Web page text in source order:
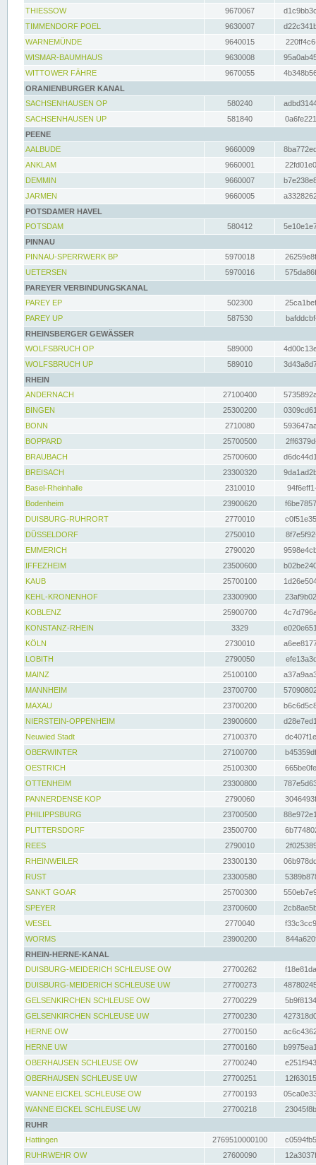
THIESSOW
9670067
TIMMENDORF POEL
9630007
WARNEMÜNDE
9640015
WISMAR-BAUMHAUS
9630008
WITTOWER FÄHRE
9670055
ORANIENBURGER KANAL
SACHSENHAUSEN OP
580240
SACHSENHAUSEN UP
581840
PEENE
AALBUDE
9660009
ANKLAM
9660001
DEMMIN
9660007
JARMEN
9660005
POTSDAMER HAVEL
POTSDAM
580412
PINNAU
PINNAU-SPERRWERK BP
5970018
UETERSEN
5970016
PAREYER VERBINDUNGSKANAL
PAREY EP
502300
PAREY UP
587530
RHEINSBERGER GEWÄSSER
WOLFSBRUCH OP
589000
WOLFSBRUCH UP
589010
RHEIN
ANDERNACH
27100400
BINGEN
25300200
BONN
2710080
BOPPARD
25700500
BRAUBACH
25700600
BREISACH
23300320
Basel-Rheinhalle
2310010
Bodenheim
23900620
DUISBURG-RUHRORT
2770010
DÜSSELDORF
2750010
EMMERICH
2790020
IFFEZHEIM
23500600
KAUB
25700100
KEHL-KRONENHOF
23300900
KOBLENZ
25900700
KONSTANZ-RHEIN
3329
KÖLN
2730010
LOBITH
2790050
MAINZ
25100100
MANNHEIM
23700700
MAXAU
23700200
NIERSTEIN-OPPENHEIM
23900600
Neuwied Stadt
27100370
OBERWINTER
27100700
OESTRICH
25100300
OTTENHEIM
23300800
PANNERDENSE KOP
2790060
PHILIPPSBURG
23700500
PLITTERSDORF
23500700
REES
2790010
RHEINWEILER
23300130
RUST
23300580
SANKT GOAR
25700300
SPEYER
23700600
WESEL
2770040
WORMS
23900200
RHEIN-HERNE-KANAL
DUISBURG-MEIDERICH SCHLEUSE OW
27700262
DUISBURG-MEIDERICH SCHLEUSE UW
27700273
GELSENKIRCHEN SCHLEUSE OW
27700229
GELSENKIRCHEN SCHLEUSE UW
27700230
HERNE OW
27700150
HERNE UW
27700160
OBERHAUSEN SCHLEUSE OW
27700240
OBERHAUSEN SCHLEUSE UW
27700251
WANNE EICKEL SCHLEUSE OW
27700193
WANNE EICKEL SCHLEUSE UW
27700218
RUHR
Hattingen
2769510000100
RUHRWEHR OW
27600090